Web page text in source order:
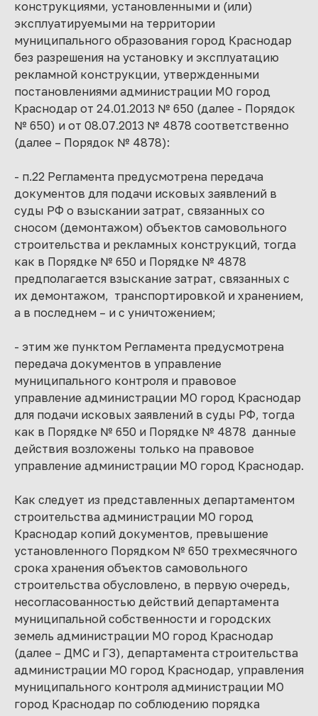
конструкциями, установленными и (или)
эксплуатируемыми на территории
муниципального образования город Краснодар
без разрешения на установку и эксплуатацию
рекламной конструкции, утвержденными
постановлениями администрации МО город
Краснодар от 24.01.2013 № 650 (далее - Порядок
№ 650) и от 08.07.2013 № 4878 соответственно
(далее – Порядок № 4878):
- п.22 Регламента предусмотрена передача
документов для подачи исковых заявлений в
суды РФ о взыскании затрат, связанных со
сносом (демонтажом) объектов самовольного
строительства и рекламных конструкций, тогда
как в Порядке № 650 и Порядке № 4878
предполагается взыскание затрат, связанных с
их демонтажом, транспортировкой и хранением,
а в последнем – и с уничтожением;
- этим же пунктом Регламента предусмотрена
передача документов в управление
муниципального контроля и правовое
управление администрации МО город Краснодар
для подачи исковых заявлений в суды РФ, тогда
как в Порядке № 650 и Порядке № 4878 данные
действия возложены только на правовое
управление администрации МО город Краснодар.
Как следует из представленных департаментом
строительства администрации МО город
Краснодар копий документов, превышение
установленного Порядком № 650 трехмесячного
срока хранения объектов самовольного
строительства обусловлено, в первую очередь,
несогласованностью действий департамента
муниципальной собственности и городских
земель администрации МО город Краснодар
(далее – ДМС и ГЗ), департамента строительства
администрации МО город Краснодар, управления
муниципального контроля администрации МО
город Краснодар по соблюдению порядка